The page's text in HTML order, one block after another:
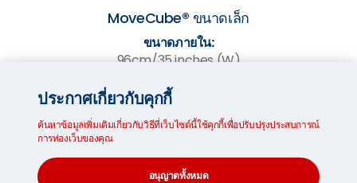
MoveCube® ขนาดเล็ก
ขนาดภายใน:
96cm/35 inches (W)
111cm/43 inches (D)
ประกาศเกี่ยวกับคุกกี้
ค้นหาข้อมูลเพิ่มเติมเกี่ยวกับวิธีที่เว็บไซต์นี้ใช้คุกกี้เพื่อปรับปรุงประสบการณ์
การท่องเว็บของคุณ
อนุญาตทั้งหมด